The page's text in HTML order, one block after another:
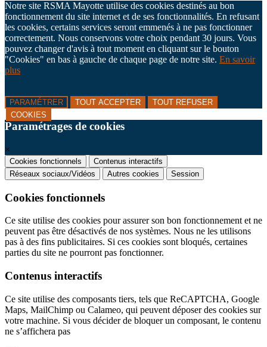
Notre site RSMA Mayotte utilise des cookies destinés au bon
fonctionnement du site internet et de ses fonctionnalités. En refusant
les cookies, certains services seront emmenés à ne pas fonctionner
correctement. Nous conservons votre choix pendant 30 jours. Vous
pouvez changer d'avis à tout moment en cliquant sur le bouton
"Cookies" en bas à gauche de chaque page de notre site. En savoir
plus
PARAMÉTRER TOUT ACCEPTER
TOUT REFUSER
COOKIES
Paramétrages de cookies
×
Cookies fonctionnels
Contenus interactifs
Réseaux sociaux/Vidéos
Autres cookies Session
Cookies fonctionnels
Ce site utilise des cookies pour assurer son bon fonctionnement et ne
peuvent pas être désactivés de nos systèmes. Nous ne les utilisons
pas à des fins publicitaires. Si ces cookies sont bloqués, certaines
parties du site ne pourront pas fonctionner.
Contenus interactifs
Ce site utilise des composants tiers, tels que ReCAPTCHA, Google
Maps, MailChimp ou Calameo, qui peuvent déposer des cookies sur
votre machine. Si vous décider de bloquer un composant, le contenu
ne s’affichera pas